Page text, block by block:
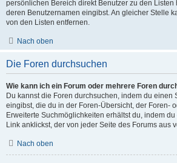
persönlichen Bereich direkt Benutzer zu den Listen
deren Benutzernamen eingibst. An gleicher Stelle
von den Listen entfernen.
Nach oben
Die Foren durchsuchen
Wie kann ich ein Forum oder mehrere Foren
Du kannst die Foren durchsuchen, indem du einen
eingibst, die du in der Foren-Übersicht, der Foren-
Erweiterte Suchmöglichkeiten erhältst du, indem du
Link anklickst, der von jeder Seite des Forums aus
Nach oben